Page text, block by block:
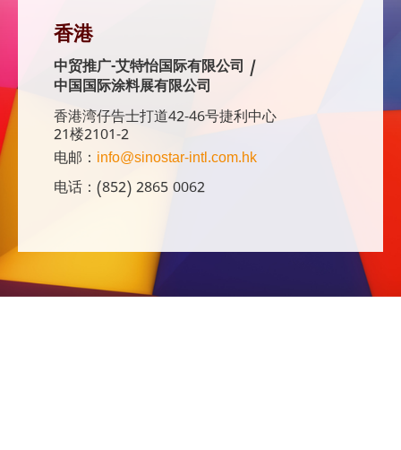
香港
中贸推广-艾特怡国际有限公司 /
中国国际涂料展有限公司
香港湾仔告士打道42-46号捷利中心
21楼2101-2
电邮： info@sinostar-intl.com.hk
电话：(852) 2865 0062